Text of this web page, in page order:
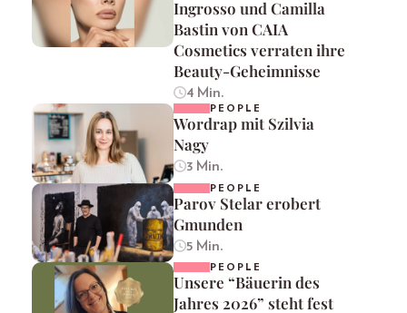
Ingrosso und Camilla
Bastin von CAIA
Cosmetics verraten ihre
Beauty-Geheimnisse
4 Min.
PEOPLE
Wordrap mit Szilvia
Nagy
3 Min.
PEOPLE
Parov Stelar erobert
Gmunden
5 Min.
PEOPLE
Unsere “Bäuerin des
Jahres 2026” steht fest